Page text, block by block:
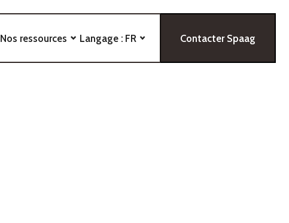
Nos ressources Langage : FR Contacter Spaag